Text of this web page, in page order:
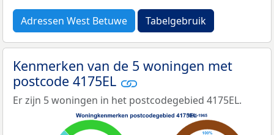
Adressen West Betuwe Tabelgebruik
Kenmerken van de 5 woningen met
postcode 4175EL
Er zijn 5 woningen in het postcodegebied 4175EL.